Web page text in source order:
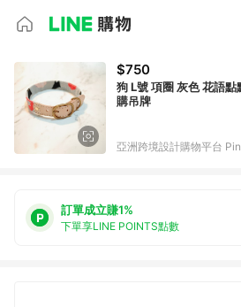
$750
狗 L號 項圈 灰色 花語
購吊牌
亞洲跨境設計購物平台
訂單成立賺1%
下單享LINE POINTS點數